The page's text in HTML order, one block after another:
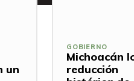
un
GOBIERNO
Michoacán
reducción